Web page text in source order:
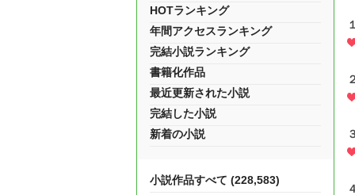
HOTランキング
年間アクセスランキング
完結小説ランキング
書籍化作品
最近更新された小説
完結した小説
新着の小説
小説作品すべて (228,583)